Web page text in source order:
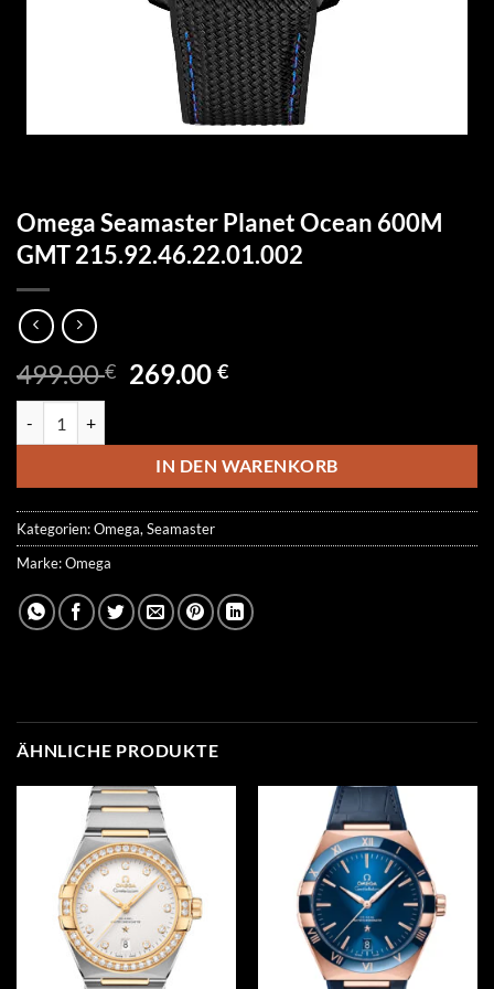
Omega Seamaster Planet Ocean 600M
GMT 215.92.46.22.01.002
499.00€ Ursprünglicher
499.00 €
269.00€Aktueller
269.00 €.
IN DEN WARENKORB
Kategorien:Omega, Seamaster
Marke:Omega
ÄHNLICHE PRODUKTE